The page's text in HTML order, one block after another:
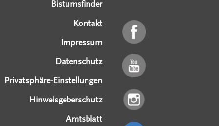
Bistumsfinder
Kontakt
Impressum
Datenschutz
Privatsphäre-Einstellungen
Hinweisgeberschutz
Amtsblatt